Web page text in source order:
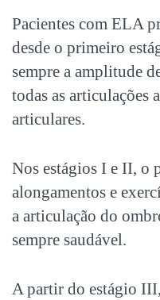
Pacientes com ELA
desde o primeiro
sempre a amplitude
todas as articulações
articulares.
Nos estágios I e II, o
alongamentos e
a articulação do
sempre saudável.
A partir do estágio